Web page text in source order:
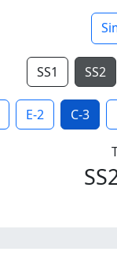
SS1 SS2
E-2 C-3